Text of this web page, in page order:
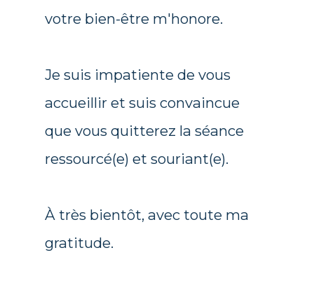
votre bien-être m'honore.
Je suis impatiente de vous
accueillir et suis convaincue
que vous quitterez la séance
ressourcé(e) et souriant(e).
À très bientôt, avec toute ma
gratitude.